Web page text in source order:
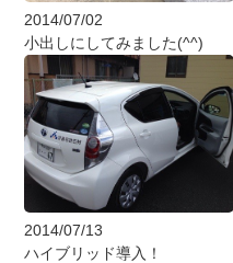
2014/07/02
小出しにしてみました(^^)
2014/07/13
ハイブリッド導入！